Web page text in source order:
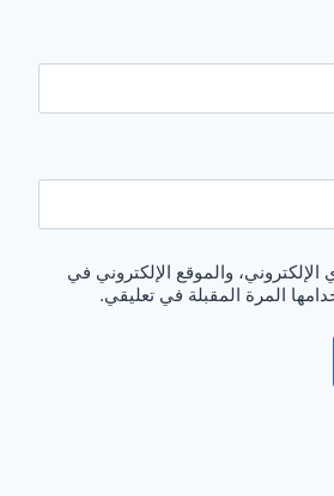
والموقع الإلكتروني في
المرة المقبلة في تعليقي.